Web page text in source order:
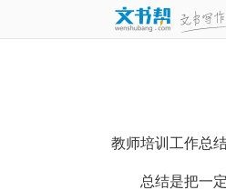
教师培训工作总
总结是把一定